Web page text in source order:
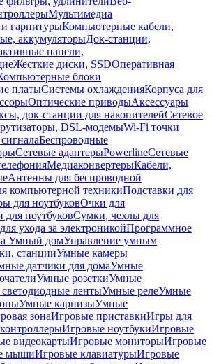
Мультимедиа
гарнитурыКомпьютерные кабели,
аккумуляторыДок-станции,
панели,
Жесткие диски, SSDОперативная
блоки
платыСистемы охлажденияКорпуса для
Оптические приводыАксессуары
док-станции для накопителейСетевое
DSL-модемыWi-Fi точки
Беспроводные
Сетевые адаптерыPowerlineСетевые
МедиаконвертерыКабели,
Антенны для беспроводной
компьютерной техникиПодставки для
для ноутбуковОчки для
для ноутбуковСумки, чехлы для
ухода за электроникойПрограммное
Умный домУправление умным
станцииУмные камеры
датчики для домаУмные
Умные розеткиУмные
лентыУмные релеУмные
Умные карнизыУмные
зонаИгровые приставкиИгры для
Игровые ноутбукиИгровые
видеокартыИгровые мониторыИгровые
мышиИгровые клавиатурыИгровые